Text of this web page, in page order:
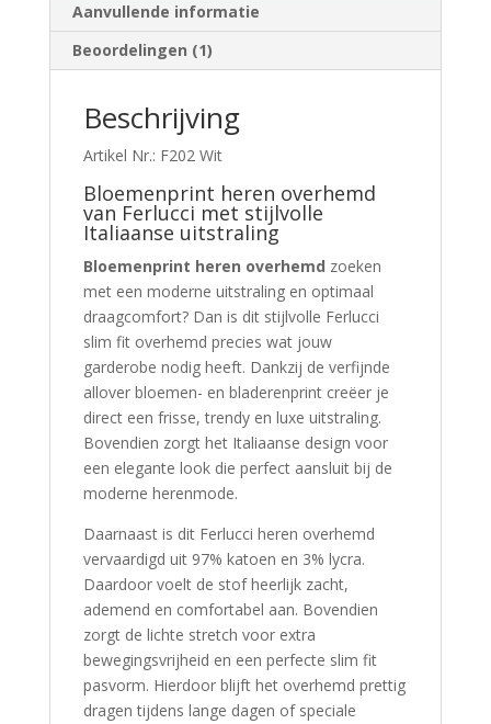
Aanvullende informatie
Beoordelingen (1)
Beschrijving
Artikel Nr.: F202 Wit
Bloemenprint heren overhemd
van Ferlucci met stijlvolle
Italiaanse uitstraling
Bloemenprint heren overhemd zoeken
met een moderne uitstraling en optimaal
draagcomfort? Dan is dit stijlvolle Ferlucci
slim fit overhemd precies wat jouw
garderobe nodig heeft. Dankzij de verfijnde
allover bloemen- en bladerenprint creëer je
direct een frisse, trendy en luxe uitstraling.
Bovendien zorgt het Italiaanse design voor
een elegante look die perfect aansluit bij de
moderne herenmode.
Daarnaast is dit Ferlucci heren overhemd
vervaardigd uit 97% katoen en 3% lycra.
Daardoor voelt de stof heerlijk zacht,
ademend en comfortabel aan. Bovendien
zorgt de lichte stretch voor extra
bewegingsvrijheid en een perfecte slim fit
pasvorm. Hierdoor blijft het overhemd prettig
dragen tijdens lange dagen of speciale